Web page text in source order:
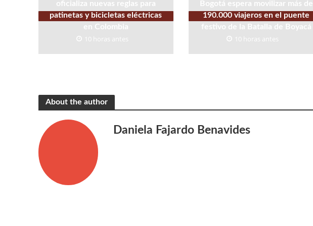
oficializa nuevas reglas para
patinetas y bicicletas eléctricas
en Colombia
10 horas antes
Bogotá espera movilizar más de
190.000 viajeros en el puente
festivo de la Batalla de Boyacá
10 horas antes
About the author
Daniela Fajardo Benavides